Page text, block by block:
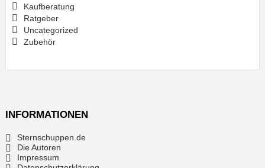
Kaufberatung
Ratgeber
Uncategorized
Zubehör
INFORMATIONEN
Sternschuppen.de
Die Autoren
Impressum